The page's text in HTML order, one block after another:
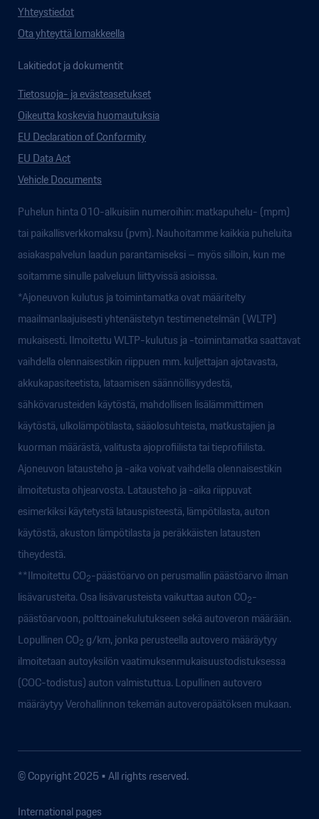
Yhteystiedot
Ota yhteyttä lomakkeella
Lakitiedot ja dokumentit
Tietosuoja- ja evästeasetukset
Oikeutta koskevia huomautuksia
EU Declaration of Conformity
EU Data Act
Vehicle Documents
Puhelun hinta 010-alkuisiin numeroihin: matkapuhelu- (mpm)
tai paikallisverkkomaksu (pvm). Nauhoitamme kaikkia puheluita
asiakaspalvelun laadun parantamiseksi – myös silloin, kun me
soitamme sinulle palveluun liittyvissä asioissa.
*Ajoneuvon kulutus ja toimintamatka ovat määritelty
maailmanlaajuisesti yhtenäistetyn testimenetelmän (WLTP)
mukaisesti. Ilmoitettu WLTP-kulutus ja -toimintamatka saattavat
vaihdella olennaisestikin riippuen mm. kuljettajan ajotavasta,
akkukapasiteetista, lataamisen säännöllisyydestä,
sähkövarusteiden käytöstä, mahdollisen lisälämmittimen
käytöstä, ulkolämpötilasta, sääolosuhteista, matkustajien ja
kuorman määrästä, valitusta ajoprofiilista tai tieprofiilista.
Ajoneuvon latausteho ja -aika voivat vaihdella olennaisestikin
ilmoitetusta ohjearvosta. Latausteho ja -aika riippuvat
esimerkiksi käytetystä latauspisteestä, lämpötilasta, auton
käytöstä, akuston lämpötilasta ja peräkkäisten latausten
tiheydestä.
**Ilmoitettu CO2-päästöarvo on perusmallin päästöarvo ilman
lisävarusteita. Osa lisävarusteista vaikuttaa auton CO2-
päästöarvoon, polttoainekulutukseen sekä autoveron määrään.
Lopullinen CO2 g/km, jonka perusteella autovero määräytyy
ilmoitetaan autoyksilön vaatimuksenmukaisuustodistuksessa
(COC-todistus) auton valmistuttua. Lopullinen autovero
määräytyy Verohallinnon tekemän autoveropäätöksen mukaan.
© Copyright 2025 • All rights reserved.
International pages